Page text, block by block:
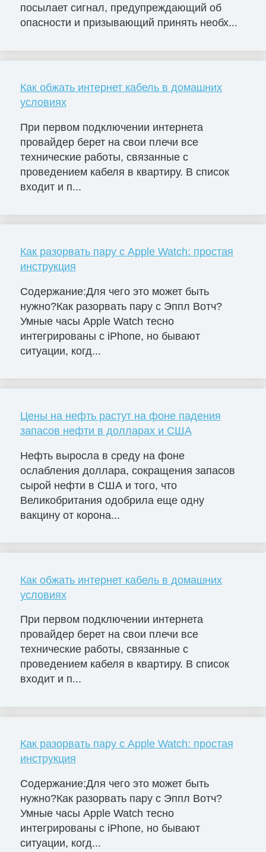
посылает сигнал, предупреждающий об
опасности и призывающий принять необх...
Как обжать интернет кабель в домашних
условиях
При первом подключении интернета
провайдер берет на свои плечи все
технические работы, связанные с
проведением кабеля в квартиру. В список
входит и п...
Как разорвать пару с Apple Watch: простая
инструкция
Содержание:Для чего это может быть
нужно?Как разорвать пару с Эппл Вотч?
Умные часы Apple Watch тесно
интегрированы с iPhone, но бывают
ситуации, когд...
Цены на нефть растут на фоне падения
запасов нефти в долларах и США
Нефть выросла в среду на фоне
ослабления доллара, сокращения запасов
сырой нефти в США и того, что
Великобритания одобрила еще одну
вакцину от корона...
Как обжать интернет кабель в домашних
условиях
При первом подключении интернета
провайдер берет на свои плечи все
технические работы, связанные с
проведением кабеля в квартиру. В список
входит и п...
Как разорвать пару с Apple Watch: простая
инструкция
Содержание:Для чего это может быть
нужно?Как разорвать пару с Эппл Вотч?
Умные часы Apple Watch тесно
интегрированы с iPhone, но бывают
ситуации, когд...